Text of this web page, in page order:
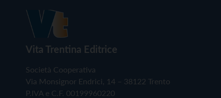
Vita Trentina Editrice
Società Cooperativa
Via Monsignor Endrici, 14 – 38122 Trento
P.IVA e C.F. 00199960220